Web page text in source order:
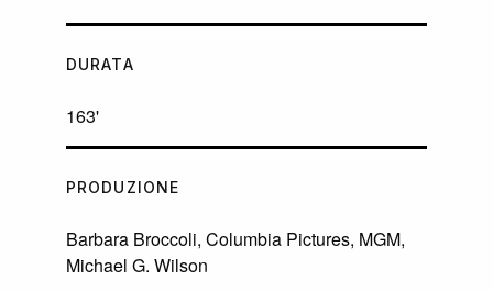
DURATA
163'
PRODUZIONE
Barbara Broccoli, Columbia Pictures, MGM,
Michael G. Wilson